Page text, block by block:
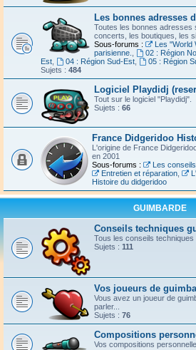
Les bonnes adresses
Toutes les bonnes adresses
concerts, les boutiques, les
Sous-forums :
Les "World
parisienne.
02 : Région
Est
04 : Région Sud-Est,
05 : Région
Sujets : 484
Logiciel Playdidj
Tout sur le logiciel "Playdidj".
Sujets : 66
France Didgeridoo
L'origine de France
en 2001
Sous-forums :
Les
Entretien et réparation,
Histoire du didgeridoo
GUIMBARDE
Conseils techniques
Tous les conseils
Sujets : 111
Vos joueurs de
Vous avez un joueur de
parler...
Sujets : 76
Compositions
Vos compositions